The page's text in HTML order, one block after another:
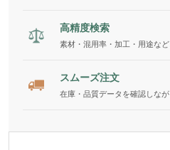
高精度検索
素材・混用率・加工・用途な
スムーズ注文
在庫・品質データを確認しな